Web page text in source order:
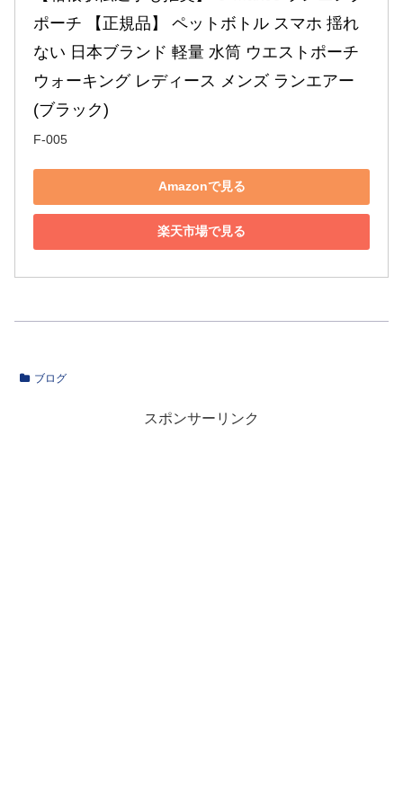
ポーチ 【正規品】 ペットボトル スマホ 揺れ
ない 日本ブランド 軽量 水筒 ウエストポーチ
ウォーキング レディース メンズ ランエアー
(ブラック)
F-005
Amazonで見る
楽天市場で見る
ブログ
スポンサーリンク